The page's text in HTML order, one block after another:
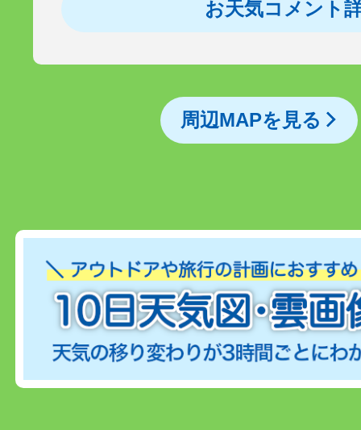
お天気コメント
周辺MAPを見る